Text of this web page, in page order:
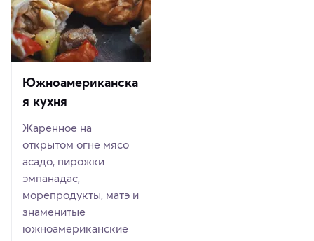
Южноамериканска
я кухня
Жаренное на
открытом огне мясо
асадо, пирожки
эмпанадас,
морепродукты, матэ и
знаменитые
южноамериканские